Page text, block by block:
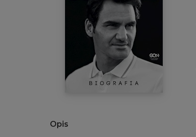
Opis